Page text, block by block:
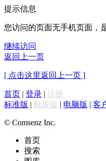
提示信息
您访问的页面无手机页面，
继续访问
返回上一页
[ 点击这里返回上一页 ]
首页 | 登录 | 注册
标准版 | 触屏版 | 电脑版 | 客
© Comsenz Inc.
首页
搜索